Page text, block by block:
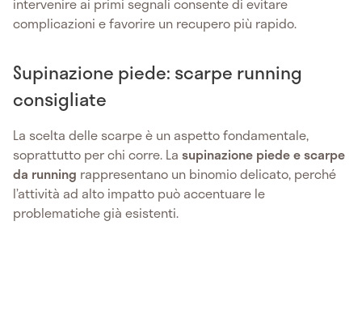
complicazioni e favorire un recupero più rapido.
Supinazione piede: scarpe running
consigliate
La scelta delle scarpe è un aspetto fondamentale,
soprattutto per chi corre. La supinazione piede e scarpe
da running rappresentano un binomio delicato, perché
l’attività ad alto impatto può accentuare le
problematiche già esistenti.